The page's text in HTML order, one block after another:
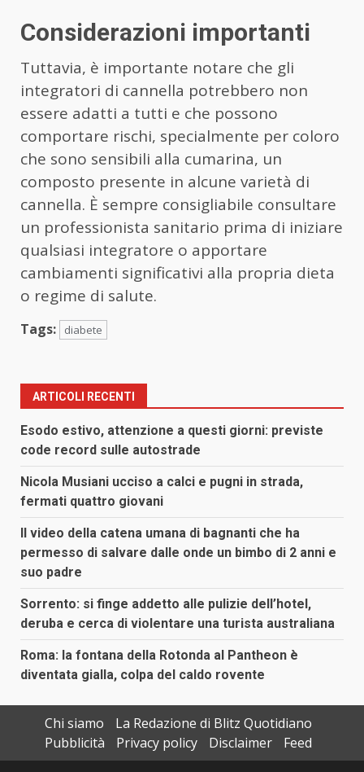
Considerazioni importanti
Tuttavia, è importante notare che gli
integratori di cannella potrebbero non
essere adatti a tutti e che possono
comportare rischi, specialmente per coloro
che sono sensibili alla cumarina, un
composto presente in alcune varietà di
cannella. È sempre consigliabile consultare
un professionista sanitario prima di iniziare
qualsiasi integratore o apportare
cambiamenti significativi alla propria dieta
o regime di salute.
Tags: diabete
ARTICOLI RECENTI
Esodo estivo, attenzione a questi giorni: previste
code record sulle autostrade
Nicola Musiani ucciso a calci e pugni in strada,
fermati quattro giovani
Il video della catena umana di bagnanti che ha
permesso di salvare dalle onde un bimbo di 2 anni e
suo padre
Sorrento: si finge addetto alle pulizie dell’hotel,
deruba e cerca di violentare una turista australiana
Roma: la fontana della Rotonda al Pantheon è
diventata gialla, colpa del caldo rovente
Chi siamo
La Redazione di Blitz Quotidiano
Pubblicità
Privacy policy Disclaimer
Feed